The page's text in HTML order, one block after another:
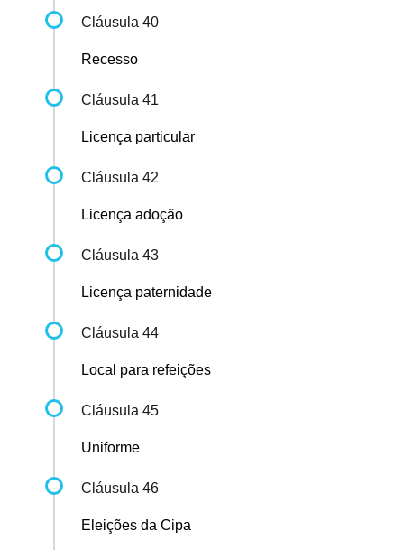
Cláusula 40
Recesso
Cláusula 41
Licença particular
Cláusula 42
Licença adoção
Cláusula 43
Licença paternidade
Cláusula 44
Local para refeições
Cláusula 45
Uniforme
Cláusula 46
Eleições da Cipa